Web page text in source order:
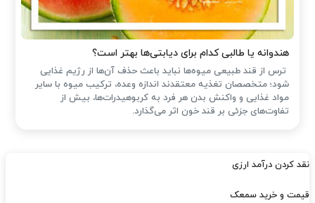
هندوانه یا طالبی کدام برای دیابتی‌ها بهتر است؟
ترس از قند طبیعی میوه‌ها نباید باعث حذف آن‌ها از رژیم غذایی
شود؛ متخصصان تغذیه معتقدند اندازه وعده، ترکیب میوه با سایر
مواد غذایی و واکنش بدن هر فرد به کربوهیدرات‌ها، بیش از
تفاوت‌های جزئی بر قند خون اثر می‌گذارد.
نقد کردن درآمد ارزی
قیمت و خرید سمعک